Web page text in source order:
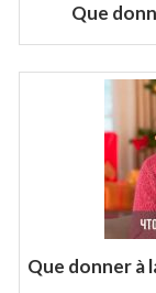
Que
Que donner à